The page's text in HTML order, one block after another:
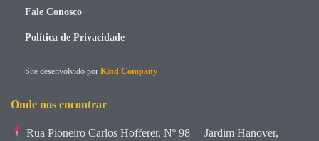
Fale Conosco
Política de Privacidade
Site desenvolvido por Kind Company
Onde nos encontrar
Rua Pioneiro Carlos Hofferer, Nº 98
Jardim Hanover,